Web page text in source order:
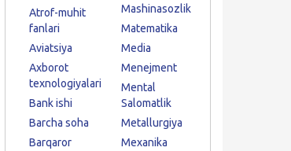
Atrof-muhit
fanlari
Aviatsiya
Axborot
texnologiyalari
Bank ishi
Barcha soha
Barqaror
Mashinasozlik
Matematika
Media
Menejment
Mental
Salomatlik
Metallurgiya
Mexanika